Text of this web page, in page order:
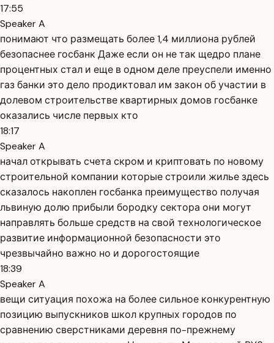
17:55
Speaker A
понимают что размещать более 1,4 миллиона рублей
безопаснее госбанк Даже если он не так щедро плане
процентных стал и еще в одном деле преуспели именно
газ банки это дело продиктовал им закон об участии в
долевом строительстве квартирных домов госбанке
оказались числе первых кто
18:17
Speaker A
начал открывать счета скром и криптовать по новому
строительной компании которые строили жилье здесь
сказалось накоплен госбанка преимущество получая
львиную долю прибыли бородку сектора они могут
направлять больше средств на свой технологическое
развитие информационной безопасности это
чрезвычайно важно но и дорогостоящие
18:39
Speaker A
вещи ситуация похожа на более сильное конкурентную
позицию выпускников школ крупных городов по
сравнению сверстниками деревня по-прежнему